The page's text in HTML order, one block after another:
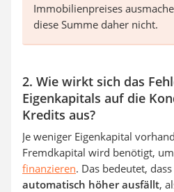
Immobilienpreises
diese Summe daher nicht.
2. Wie wirkt sich das
Eigenkapitals auf die
Kredits aus?
Je weniger Eigenkapital
Fremdkapital wird benötigt, um
finanzieren. Das bedeutet, dass
automatisch höher ausfällt,